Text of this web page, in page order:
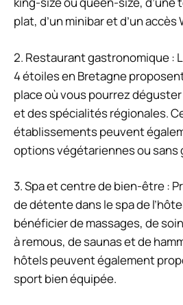
plat, d’un minibar et d’un
2. Restaurant gastronomique :
4 étoiles en Bretagne
place où vous pourrez
et des spécialités régionales.
établissements peuvent
options végétariennes ou sans
3. Spa et centre de bien-être :
de détente dans le spa de
bénéficier de massages, de
à remous, de saunas et de
hôtels peuvent également
sport bien équipée.